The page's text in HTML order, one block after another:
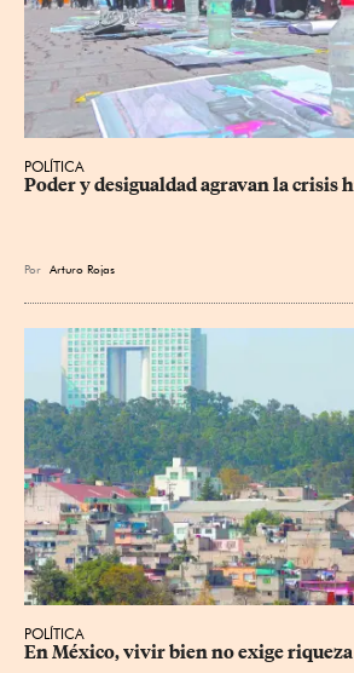
POLÍTICA
Poder y desigualdad agravan la crisis
Por Arturo Rojas
POLÍTICA
En México, vivir bien no exige riqueza